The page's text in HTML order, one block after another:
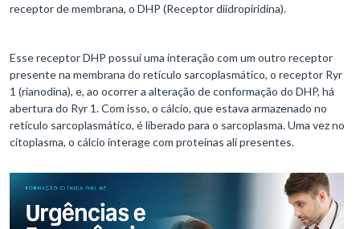
receptor de membrana, o DHP (Receptor diidropiridina).
Esse receptor DHP possui uma interação com um outro receptor
presente na membrana do retículo sarcoplasmático, o receptor Ryr
1 (rianodina), e, ao ocorrer a alteração de conformação do DHP, há
abertura do Ryr 1. Com isso, o cálcio, que estava armazenado no
retículo sarcoplasmático, é liberado para o sarcoplasma. Uma vez no
citoplasma, o cálcio interage com proteínas ali presentes.